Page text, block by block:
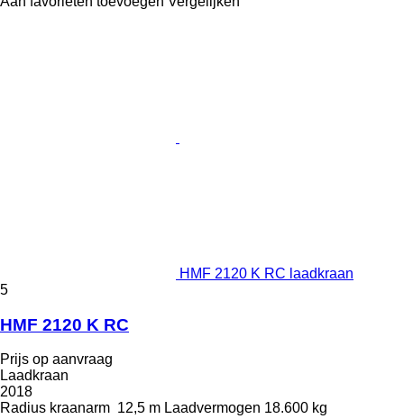
HMF 2120 K RC laadkraan
5
HMF 2120 K RC
Prijs op aanvraag
Laadkraan
2018
Radius kraanarm 12,5 m Laadvermogen 18.600 kg